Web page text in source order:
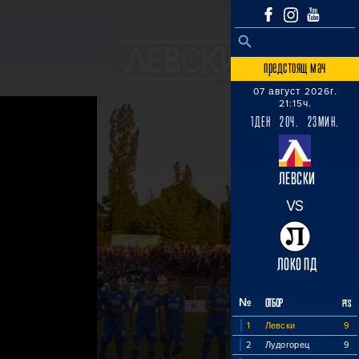
Search
SEARCH BUTTON
предстоящ мач
07 август 2026г.
21:15ч.
1ДЕН 20Ч. 23МИН.
ЛЕВСКИ
VS
ЛОКО ПД
№ ОТБОР PTS
1 Левски
9
2
Лудогорец
9